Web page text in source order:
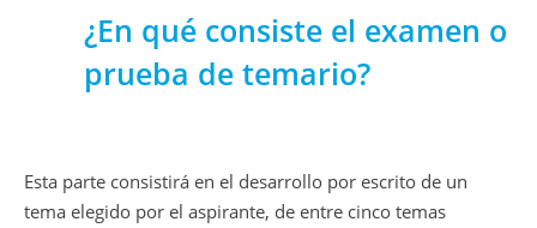
¿En qué consiste el examen o
prueba de temario?
Esta parte consistirá en el desarrollo por escrito de un
tema elegido por el aspirante, de entre cinco temas